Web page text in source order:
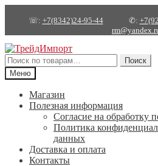
☏: +7(8342)24-95-44✆:
Перейти
к
навигации
Перейти
к
содержимому
Искать:
Поиск
Меню
Магазин
Полезная информация
Согласие на обработку
Политика
данных
Доставка и оплата
Контакты